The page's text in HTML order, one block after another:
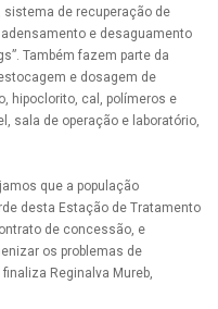
sistema de recuperação de
e desaguamento
Também fazem parte da
e dosagem de
hipoclorito, cal, polímeros e
sala de operação e laboratório,
que a população
desta Estação de Tratamento
de concessão, e
os problemas de
Reginalva Mureb,